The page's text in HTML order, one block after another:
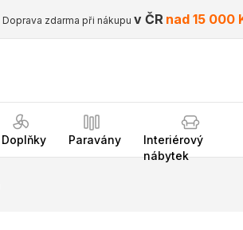
Doprava zdarma při nákupu v ČR nad 15 000
Doplňky Paravány
Interiérový
nábytek